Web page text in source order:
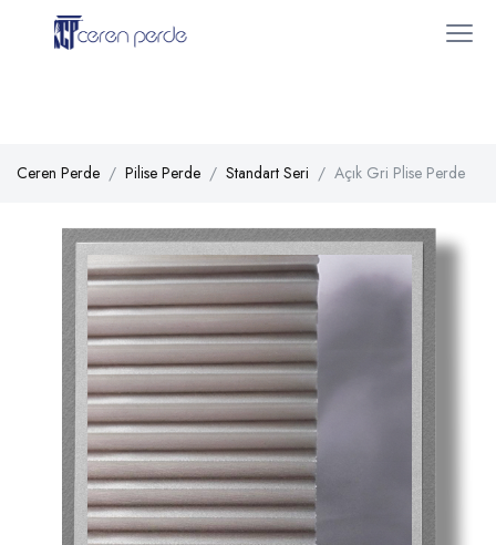
Ceren Perde Pilise Perde Standart Seri Açık Gri Plise Perde